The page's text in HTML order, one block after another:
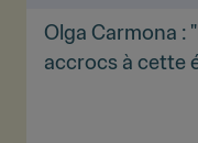
Olga Carmona :
accrocs à cette